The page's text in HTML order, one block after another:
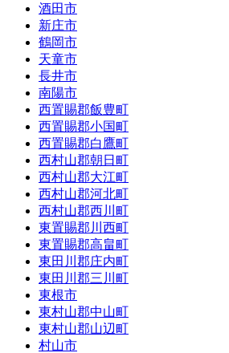
酒田市
新庄市
鶴岡市
天童市
長井市
南陽市
西置賜郡飯豊町
西置賜郡小国町
西置賜郡白鷹町
西村山郡朝日町
西村山郡大江町
西村山郡河北町
西村山郡西川町
東置賜郡川西町
東置賜郡高畠町
東田川郡庄内町
東田川郡三川町
東根市
東村山郡中山町
東村山郡山辺町
村山市